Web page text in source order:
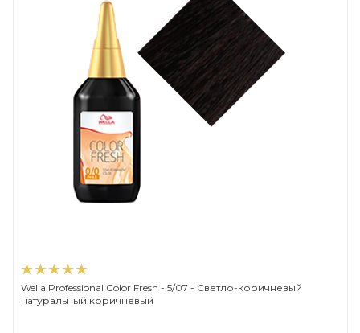
Wella Professional Color Fresh - 5/07 - Светло-коричневый
натуральный коричневый